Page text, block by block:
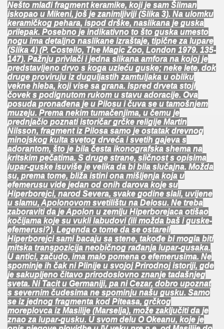
Nešto mlađi fragment keramike, koji je sam Šliman
iskopao u Mikeni, još je zanimljiviji (Slika 3). Na ulomku
keramičkog pehara, ispod drške, naslikana je guska
prilepak. Posebno je indikativno to što guska umesto
nogu ima detaljno naslikane izraštaje, tipične za lupare
(Slika 4) (P. Costello, The Magic Zoo, London 1979. 135-
147). Pažnju privlači i jedna slikana amfora na kojoj je
predstavljeno drvo s koga uzleću guske; neke lete, dok
druge proviruju iz duguljastih zamtuljaka u obliku
vekne hleba, koji vise sa grana. Ispred drveta stoji
čovek s podignutom rukom u stavu adoracije. Ova
posuda pronađena je u Pilosu i čuva se u tamošnjem
muzeju. Prema nekim tumačenjima, u čemu je
prednjačio poznati istoričar grčke religije Martin
Nilsson, fragment iz Pilosa samo je ostatak drevnog
minojskog kulta svetog drveća i svetih gajeva s
adorantom, što je bila česta ikonografska shema na
kritskim pečatima. S druge strane, sličnost s opisima
lupar-guske isuviše je velika da bi bila slučajna. Možda
su, prema tome, bliža istini ona mišljenja koja u
efemerusu vide jedan od onih darova koje su
Hiperborejci, narod Severa, svake godine slali, uvijene
u slamu, Apolonovom svetilištu na Delosu. Ne treba
zaboraviti da je Apolon u zemlju Hiperborejaca otišao
kočijama koje su vukli labudovi (ili možda baš i guske-
efemerusi?). Legenda o tome da se ostareli
Hiperborejci sami bacaju sa stene, takođe bi mogla biti
mitska transpozicija neobičnog rađanja lupar-gusaka.
U antici, začudo, ima malo pomena o efemerusima. Ne
spominje ih čak ni Plinije u svojoj Prirodnoj istoriji, gde
je sakupljeno čitavo prirodoslovno znanje tadašnjeg
sveta. Ni Tacit u Germaniji, pa ni Cezar, dobro upoznat
s severnim čudesima ne spominju našu gusku. Samo
se iz jednog fragmenta kod Piteasa, grčkog
moreplovca iz Masilije (Marselja), može zaključiti da je
znao za lupar-gusku. U svom delu O Okeanu, koje je